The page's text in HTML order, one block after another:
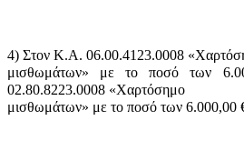
4) Στον Κ.Α. 06.00.4123.0008
μισθωμάτων» με το ποσό των
02.80.8223.0008 «Χαρτόσημο
μισθωμάτων» με το ποσό των 6.000,00